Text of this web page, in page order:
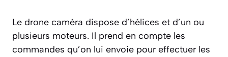
Le drone caméra dispose d’hélices et d’un ou
plusieurs moteurs. Il prend en compte les
commandes qu’on lui envoie pour effectuer les